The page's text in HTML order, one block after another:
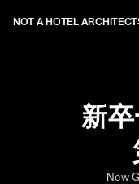
NOT A HOTEL
新卒
New